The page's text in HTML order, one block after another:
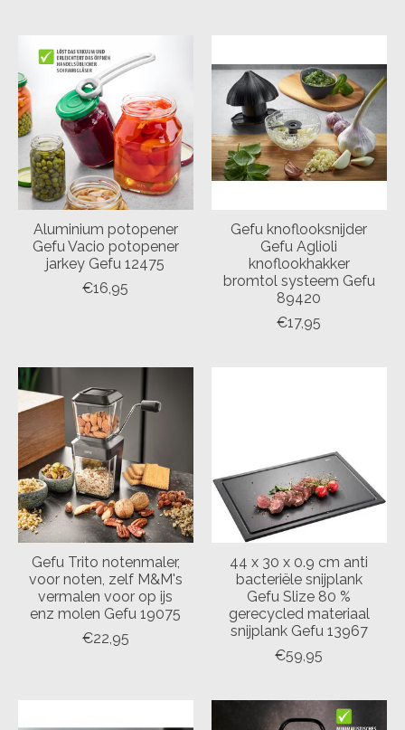
Aluminium potopener
Gefu Vacio potopener
jarkey Gefu 12475
€16,95
Gefu knoflooksnijder
Gefu Aglioli
knoflookhakker
bromtol systeem Gefu
89420
€17,95
Gefu Trito notenmaler,
voor noten, zelf M&M's
vermalen voor op ijs
enz molen Gefu 19075
€22,95
44 x 30 x 0.9 cm anti
bacteriële snijplank
Gefu Slize 80 %
gerecycled materiaal
snijplank Gefu 13967
€59,95